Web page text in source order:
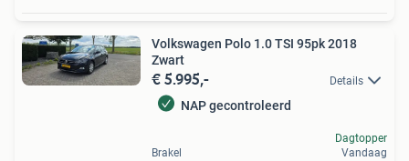
Volkswagen Polo 1.0 TSI 95pk 2018
Zwart
€ 5.995,- Details
NAP gecontroleerd
Brakel
Dagtopper
Vandaag